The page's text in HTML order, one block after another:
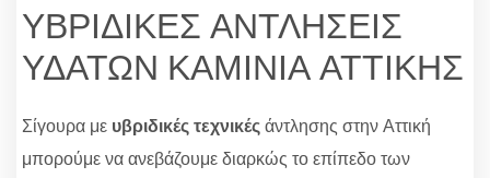
ΥΒΡΙΔΙΚΕΣ ΑΝΤΛΗΣΕΙΣ
ΥΔΑΤΩΝ ΚΑΜΙΝΙΑ ΑΤΤΙΚΗΣ
Σίγουρα με υβριδικές τεχνικέςάντλησης στην Αττική
μπορούμε να ανεβάζουμε διαρκώς το επίπεδο των